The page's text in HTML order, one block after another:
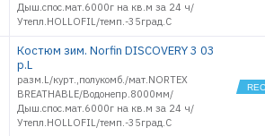
Дыш.спос.мат.6000г на кв.м за 24 ч/
Утепл.HOLLOFIL/темп.-35град.С
Костюм зим. Norfin DISCOVERY 3 03
р.L
разм.L/курт.,полукомб./мат.NORTEX
BREATHABLE/Водонепр.8000мм/
Дыш.спос.мат.6000г на кв.м за 24 ч/
Утепл.HOLLOFIL/темп.-35град.С